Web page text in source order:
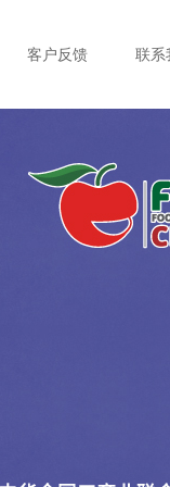
客户反馈 联系